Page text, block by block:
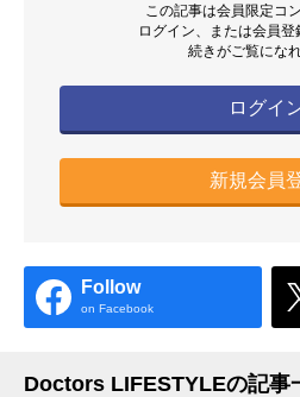
この記事は会員限定コ
ログイン、または会員登
続きがご覧になれ
ログイ
新規会員
Follow
on Facebook
Doctors LIFESTYLEの記事